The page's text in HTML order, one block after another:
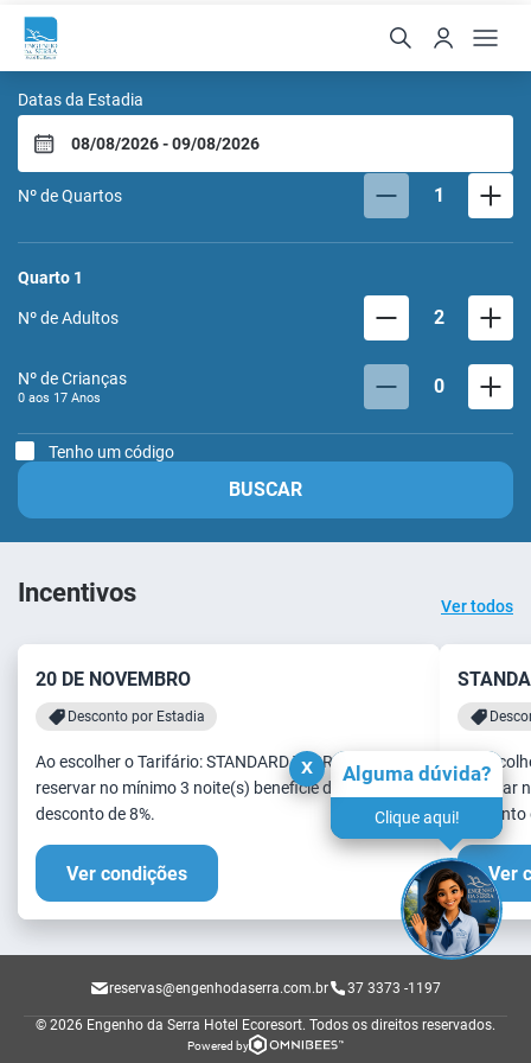
Engenho da Serra Hotel
Datas da Estadia
Nº de Quartos 1
Quarto 1
Nº de Adultos 2
Nº de Crianças
0 aos 17 Anos 0
Tenho um código
BUSCAR
Incentivos Ver todos
20 DE NOVEMBRO
Desconto por Estadia
Ao escolher o Tarifário: STANDARD TÉRREO. Se
reservar no mínimo 3 noite(s) beneficie de um
desconto de 8%.
Ver condições
Ao
reservar
desconto
Ver
reservas@engenhodaserra.com.br 37 3373 -1197
© 2026 Engenho da Serra Hotel Ecoresort. Todos os direitos reservados.
Powered by
Alguma dúvida?
Clique aqui!
x